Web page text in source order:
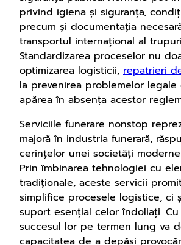
privind igiena și siguranța,
precum și documentația
transportul internațional al
Standardizarea proceselor nu
optimizarea logisticii, repatrieri
la prevenirea problemelor
apărea în absența acestor
Serviciile funerare nonstop
majoră în industria funerară,
cerințelor unei societăți
Prin îmbinarea tehnologiei cu
tradiționale, aceste servicii
simplifice procesele logistice, ci
suport esențial celor îndoliați.
succesul lor pe termen lung va
capacitatea de a depăși